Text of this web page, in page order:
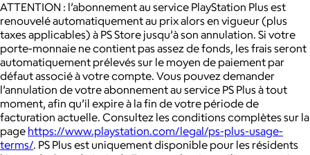
ATTENTION : l’abonnement au service PlayStation Plus est
renouvelé automatiquement au prix alors en vigueur (plus
taxes applicables) à PS Store jusqu’à son annulation. Si votre
porte-monnaie ne contient pas assez de fonds, les frais seront
automatiquement prélevés sur le moyen de paiement par
défaut associé à votre compte. Vous pouvez demander
l’annulation de votre abonnement au service PS Plus à tout
moment, afin qu’il expire à la fin de votre période de
facturation actuelle. Consultez les conditions complètes sur la
page https://www.playstation.com/legal/ps-plus-usage-
terms/. PS Plus est uniquement disponible pour les résidents